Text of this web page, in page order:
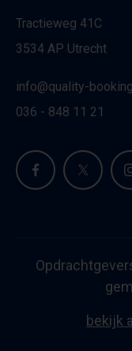
Tractieweg 41C
3534 AP Utrecht
info@quality-
036 - 848 11 21
bekijk